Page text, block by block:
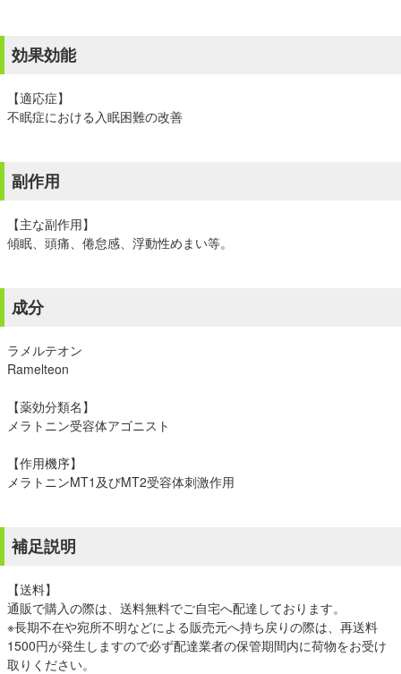
効果効能
【適応症】
不眠症における入眠困難の改善
副作用
【主な副作用】
傾眠、頭痛、倦怠感、浮動性めまい等。
成分
ラメルテオン
Ramelteon
【薬効分類名】
メラトニン受容体アゴニスト
【作用機序】
メラトニンMT1及びMT2受容体刺激作用
補足説明
【送料】
通販で購入の際は、送料無料でご自宅へ配達しております。
※長期不在や宛所不明などによる販売元へ持ち戻りの際は、再送料
1500円が発生しますので必ず配達業者の保管期間内に荷物をお受け
取りください。